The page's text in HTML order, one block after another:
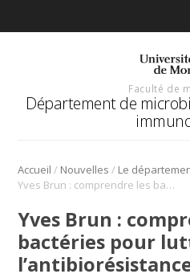
Faculté de
Département de
Accueil / Nouvelles / Le
Yves Brun : comprendre les bactéries pour lutter contre l’antibiorésistance
Yves Brun :
bactéries pour